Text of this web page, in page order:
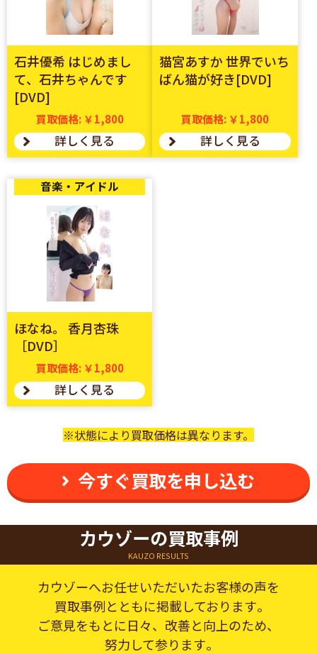
石井優希 はじめまし
て、石井ちゃんです
[DVD]
買取価格: ￥1,800
詳しく見る
猫宮あすか 世界でいち
ばん猫が好き[DVD]
買取価格: ￥1,800
詳しく見る
音楽・アイドル
ほなね。 香月杏珠
［DVD］
買取価格: ￥1,800
詳しく見る
状態により買取価格は異なります。
今すぐ買取を申し込む
カウゾーの買取事例
KAUZO RESULTS
カウゾーへお任せいただいたお客様の声を
買取事例とともに掲載しております｡
ご意見をもとに日々、改善と向上のため、
努力して参ります｡